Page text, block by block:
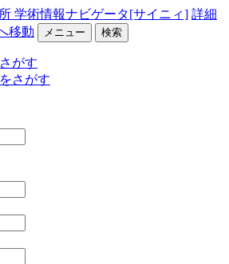
学術情報ナビゲータ[サイニィ] 詳細
移動 メニュー 検索
がす
さがす